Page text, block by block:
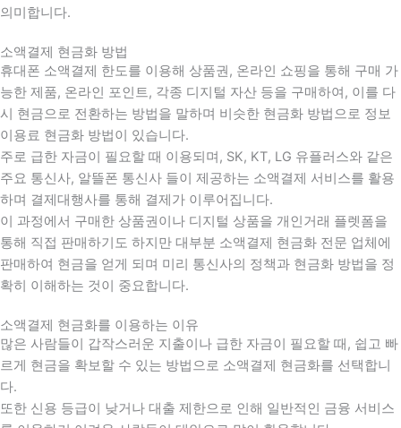
의미합니다.
소액결제 현금화 방법
휴대폰 소액결제 한도를 이용해 상품권, 온라인 쇼핑을 통해 구매 가
능한 제품, 온라인 포인트, 각종 디지털 자산 등을 구매하여, 이를 다
시 현금으로 전환하는 방법을 말하며 비슷한 현금화 방법으로 정보
이용료 현금화 방법이 있습니다.
주로 급한 자금이 필요할 때 이용되며, SK, KT, LG 유플러스와 같은
주요 통신사, 알뜰폰 통신사 들이 제공하는 소액결제 서비스를 활용
하며 결제대행사를 통해 결제가 이루어집니다.
이 과정에서 구매한 상품권이나 디지털 상품을 개인거래 플렛폼을
통해 직접 판매하기도 하지만 대부분 소액결제 현금화 전문 업체에
판매하여 현금을 얻게 되며 미리 통신사의 정책과 현금화 방법을 정
확히 이해하는 것이 중요합니다.
소액결제 현금화를 이용하는 이유
많은 사람들이 갑작스러운 지출이나 급한 자금이 필요할 때 , 쉽고 빠
르게 현금을 확보할 수 있는 방법으로 소액결제 현금화를 선택합니
다.
또한 신용 등급이 낮거나 대출 제한으로 인해 일반적인 금융 서비스